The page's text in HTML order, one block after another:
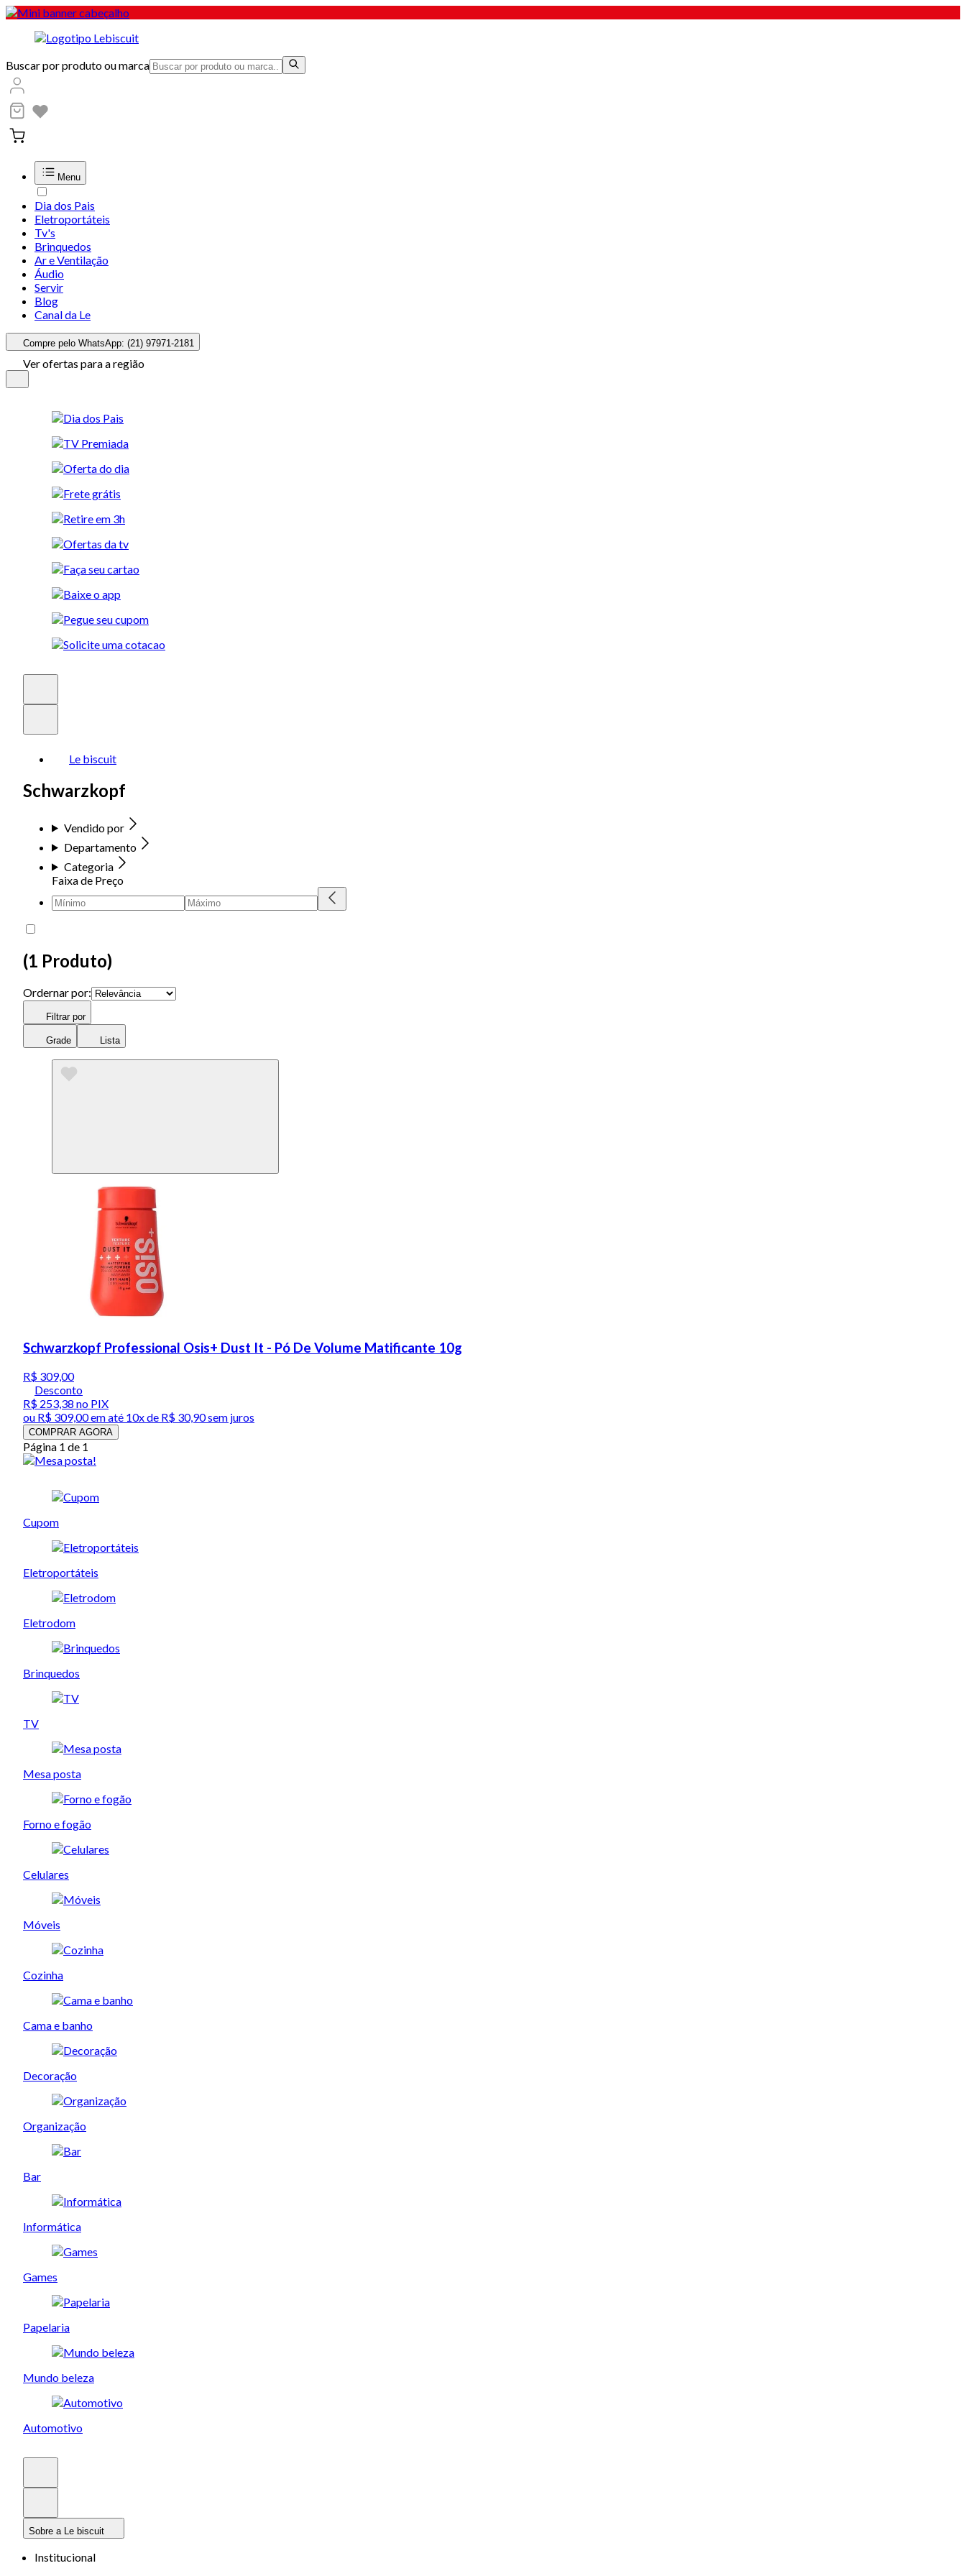
Buscar por produto ou marca
Menu
Dia dos Pais
Eletroportáteis
Tv's
Brinquedos
Ar e Ventilação
Áudio
Servir
Blog
Canal da Le
Compre pelo WhatsApp: (21) 97971-2181
Ver ofertas para a região
Le biscuit
Schwarzkopf
Vendido por
Departamento
Categoria
Faixa de Preço
(1 Produto)
Ordernar por:
Filtrar por
Grade Lista
Schwarzkopf Professional Osis+ Dust It - Pó De Volume Matificante 10g
R$ 309,00
Desconto
R$ 253,38 no PIX
ou R$ 309,00em até 10x de R$ 30,90 sem juros
COMPRAR AGORA
Página 1 de 1
Cupom
Eletroportáteis
Eletrodom
Brinquedos
TV
Mesa posta
Forno e fogão
Celulares
Móveis
Cozinha
Cama e banho
Decoração
Organização
Bar
Informática
Games
Papelaria
Mundo beleza
Automotivo
Sobre a Le biscuit
Institucional